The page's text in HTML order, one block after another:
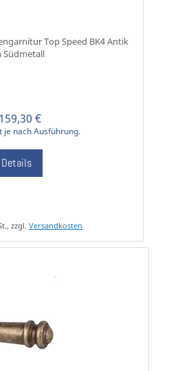
Top Speed BK4 Antik
Südmetall
159,30 €
je nach Ausführung.
Details
zzgl.Versandkosten